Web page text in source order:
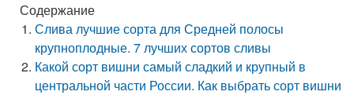
Содержание
Слива лучшие сорта для Средней полосы
крупноплодные. 7 лучших сортов сливы
Какой сорт вишни самый сладкий и крупный в
центральной части России. Как выбрать сорт вишни